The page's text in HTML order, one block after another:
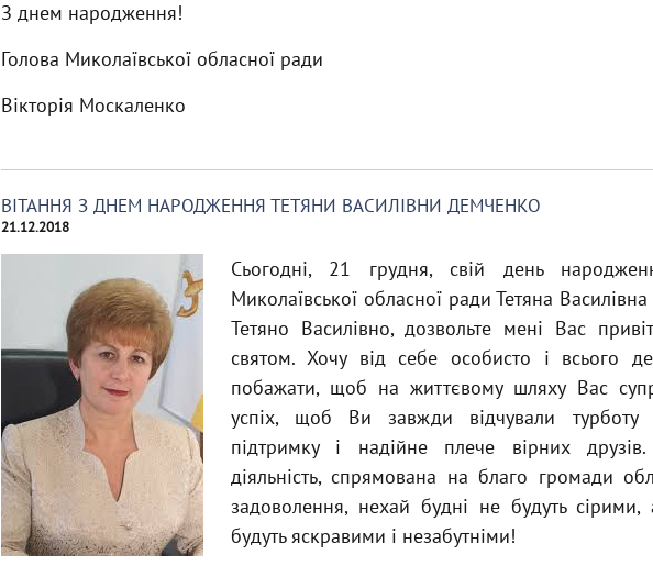
З днем народження!
Голова Миколаївської обласної ради
Вікторія Москаленко
ВІТАННЯ З ДНЕМ НАРОДЖЕННЯ ТЕТЯНИ ВАСИЛІВНИ ДЕМЧЕНКО
21.12.2018
Сьогодні, 21 грудня, свій день
Миколаївської обласної ради Тетяна
Тетяно Василівно, дозвольте мені Вас
святом. Хочу від себе особисто і всього
побажати, щоб на життєвому шляху Вас
успіх, щоб Ви завжди відчували турботу
підтримку і надійне плече вірних
діяльність, спрямована на благо громади
задоволення, нехай будні не будуть сірими,
будуть яскравими і незабутніми!